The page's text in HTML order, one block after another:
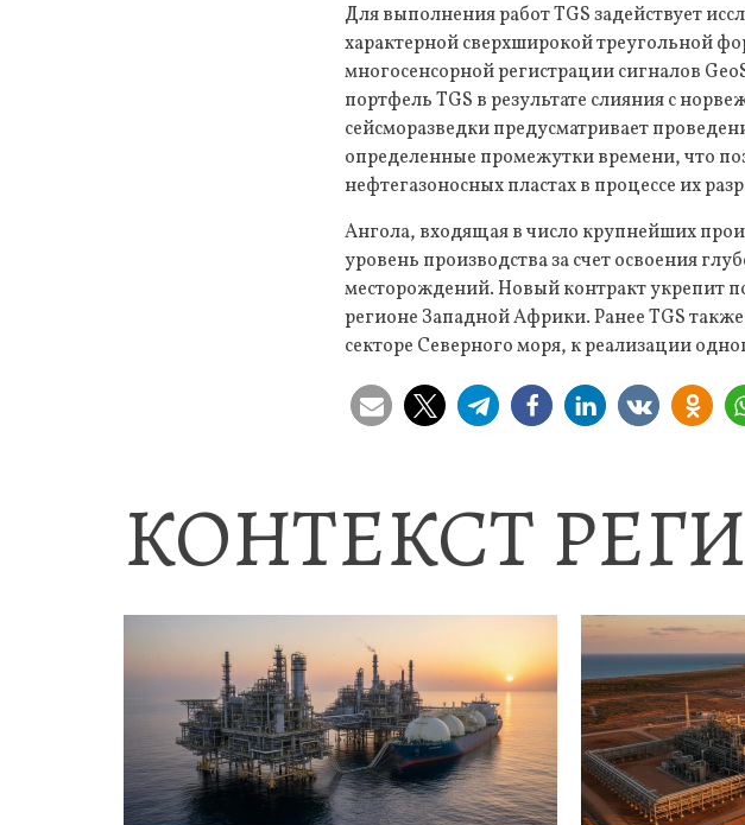
Для выполнения работ TGS задействует
характерной сверхширокой треугольной
многосенсорной регистрации сигналов
портфель TGS в результате слияния с
сейсморазведки предусматривает
определенные промежутки времени, что
нефтегазоносных пластах в процессе их
Ангола, входящая в число крупнейших
уровень производства за счет освоения
месторождений. Новый контракт укрепит
регионе Западной Африки. Ранее TGS
секторе Северного моря, к реализации
КОНТЕКСТ